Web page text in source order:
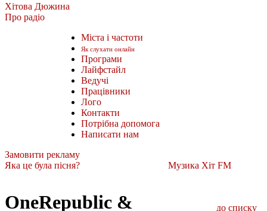
Хітова Дюжина
Про радіо
Міста і частоти
Як слухати онлайн
Програми
Лайфстайл
Ведучі
Працівники
Лого
Контакти
Потрібна допомога
Написати нам
Замовити рекламу
Яка це була пісня?
Музика Хіт FM
OneRepublic &
до списку